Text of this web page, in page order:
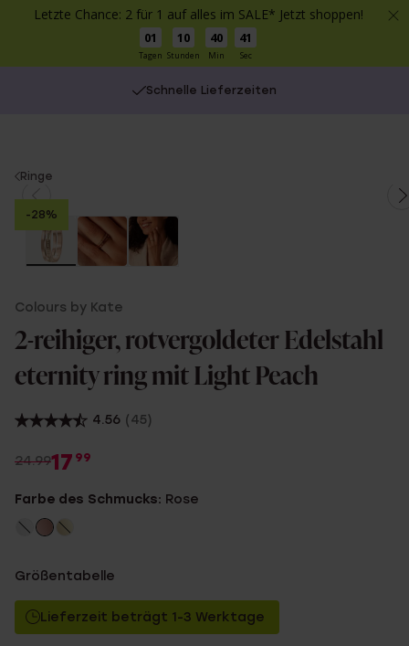
Letzte Chance: 2 für 1 auf alles im SALE* Jetzt shoppen!
01
Tagen
10
Stunden
40
Min
41
Sec
Schnelle Lieferzeiten
You
are
here:
Ringe
-28%
Colours by Kate
2-reihiger, rotvergoldeter Edelstahl
eternity ring mit Light Peach
4.56 (45)
24.9917 99
Farbe des Schmucks: Rose
Größentabelle
Lieferzeit beträgt 1-3 Werktage